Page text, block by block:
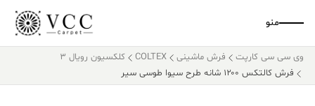
منو
وی سی سی کارپت فرش ماشینی COLTEX
کلکسیون رویال 3
فرش کالتکس ۱۲۰۰ شانه طرح سیوا طوسی سیر